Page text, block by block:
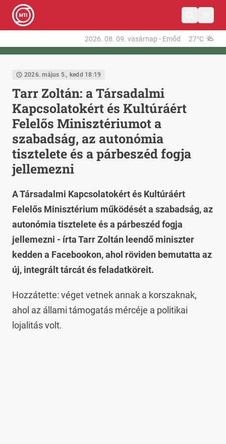
2026. 08. 09. vasárnap - Emőd 27°C
2026. május 5., kedd 18:19
Tarr Zoltán: a Társadalmi
Kapcsolatokért és Kultúráért
Felelős Minisztériumot a
szabadság, az autonómia
tisztelete és a párbeszéd fogja
jellemezni
A Társadalmi Kapcsolatokért és Kultúráért
Felelős Minisztérium működését a szabadság, az
autonómia tisztelete és a párbeszéd fogja
jellemezni - írta Tarr Zoltán leendő miniszter
kedden a Facebookon, ahol röviden bemutatta az
új, integrált tárcát és feladatköreit.
Hozzátette: véget vetnek annak a korszaknak,
ahol az állami támogatás mércéje a politikai
lojalitás volt.